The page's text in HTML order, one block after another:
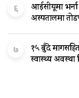
६
आईसीयूमा भर्ना
अस्पतालमा
७
१५ बुँदे
स्वास्थ्य अवस्था